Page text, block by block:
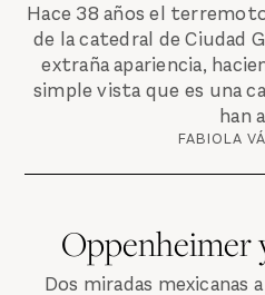
Hace 38 años el
de la catedral de Ciudad
extraña apariencia,
simple vista que es una
han
FABIOLA
Oppenheimer
Dos miradas mexicanas